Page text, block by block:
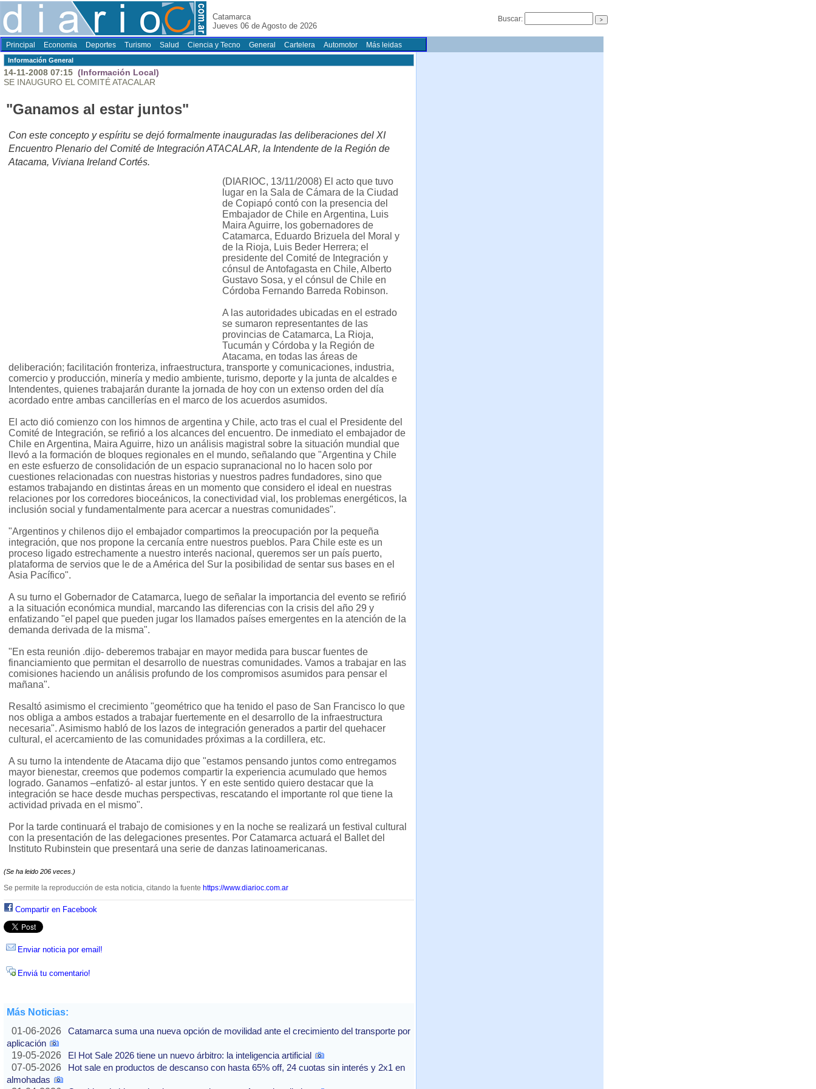
Catamarca
Jueves 06 de Agosto de 2026
Buscar:
Principal Economia Deportes Turismo Salud Ciencia y Tecno General Cartelera Automotor Más leidas
Información General
14-11-2008 07:15 (Información Local)
SE INAUGURO EL COMITÉ ATACALAR
"Ganamos al estar juntos"
Con este concepto y espíritu se dejó formalmente inauguradas las deliberaciones del XI
Encuentro Plenario del Comité de Integración ATACALAR, la Intendente de la Región de
Atacama, Viviana Ireland Cortés.
(DIARIOC, 13/11/2008) El acto que tuvo
lugar en la Sala de Cámara de la Ciudad
de Copiapó contó con la presencia del
Embajador de Chile en Argentina, Luis
Maira Aguirre, los gobernadores de
Catamarca, Eduardo Brizuela del Moral y
de la Rioja, Luis Beder Herrera; el
presidente del Comité de Integración y
cónsul de Antofagasta en Chile, Alberto
Gustavo Sosa, y el cónsul de Chile en
Córdoba Fernando Barreda Robinson.
A las autoridades ubicadas en el estrado
se sumaron representantes de las
provincias de Catamarca, La Rioja,
Tucumán y Córdoba y la Región de
Atacama, en todas las áreas de
deliberación; facilitación fronteriza, infraestructura, transporte y comunicaciones, industria,
comercio y producción, minería y medio ambiente, turismo, deporte y la junta de alcaldes e
Intendentes, quienes trabajarán durante la jornada de hoy con un extenso orden del día
acordado entre ambas cancillerías en el marco de los acuerdos asumidos.
El acto dió comienzo con los himnos de argentina y Chile, acto tras el cual el Presidente del
Comité de Integración, se refirió a los alcances del encuentro. De inmediato el embajador de
Chile en Argentina, Maira Aguirre, hizo un análisis magistral sobre la situación mundial que
llevó a la formación de bloques regionales en el mundo, señalando que "Argentina y Chile
en este esfuerzo de consolidación de un espacio supranacional no lo hacen solo por
cuestiones relacionadas con nuestras historias y nuestros padres fundadores, sino que
estamos trabajando en distintas áreas en un momento que considero el ideal en nuestras
relaciones por los corredores bioceánicos, la conectividad vial, los problemas energéticos, la
inclusión social y fundamentalmente para acercar a nuestras comunidades".
"Argentinos y chilenos dijo el embajador compartimos la preocupación por la pequeña
integración, que nos propone la cercanía entre nuestros pueblos. Para Chile este es un
proceso ligado estrechamente a nuestro interés nacional, queremos ser un país puerto,
plataforma de servios que le de a América del Sur la posibilidad de sentar sus bases en el
Asia Pacífico".
A su turno el Gobernador de Catamarca, luego de señalar la importancia del evento se refirió
a la situación económica mundial, marcando las diferencias con la crisis del año 29 y
enfatizando "el papel que pueden jugar los llamados países emergentes en la atención de la
demanda derivada de la misma".
"En esta reunión .dijo- deberemos trabajar en mayor medida para buscar fuentes de
financiamiento que permitan el desarrollo de nuestras comunidades. Vamos a trabajar en las
comisiones haciendo un análisis profundo de los compromisos asumidos para pensar el
mañana".
Resaltó asimismo el crecimiento "geométrico que ha tenido el paso de San Francisco lo que
nos obliga a ambos estados a trabajar fuertemente en el desarrollo de la infraestructura
necesaria". Asimismo habló de los lazos de integración generados a partir del quehacer
cultural, el acercamiento de las comunidades próximas a la cordillera, etc.
A su turno la intendente de Atacama dijo que "estamos pensando juntos como entregamos
mayor bienestar, creemos que podemos compartir la experiencia acumulado que hemos
logrado. Ganamos –enfatizó- al estar juntos. Y en este sentido quiero destacar que la
integración se hace desde muchas perspectivas, rescatando el importante rol que tiene la
actividad privada en el mismo".
Por la tarde continuará el trabajo de comisiones y en la noche se realizará un festival cultural
con la presentación de las delegaciones presentes. Por Catamarca actuará el Ballet del
Instituto Rubinstein que presentará una serie de danzas latinoamericanas.
(Se ha leido 206 veces.)
Se permite la reproducción de esta noticia, citando la fuente https://www.diarioc.com.ar
Compartir en Facebook
Enviar noticia por email!
Enviá tu comentario!
Más Noticias:
01-06-2026
Catamarca suma una nueva opción de movilidad ante el crecimiento del transporte por
aplicación
19-05-2026
El Hot Sale 2026 tiene un nuevo árbitro: la inteligencia artificial
07-05-2026
Hot sale en productos de descanso con hasta 65% off, 24 cuotas sin interés y 2x1 en
almohadas